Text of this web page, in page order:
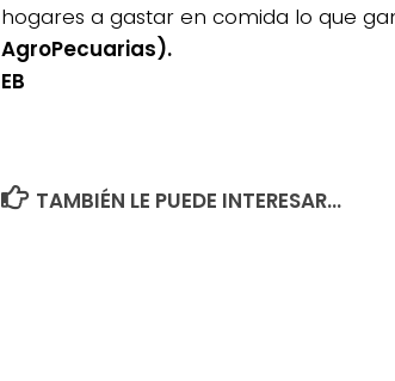
hogares a gastar en comida lo que
AgroPecuarias).
EB
TAMBIÉN LE PUEDE INTERESAR...